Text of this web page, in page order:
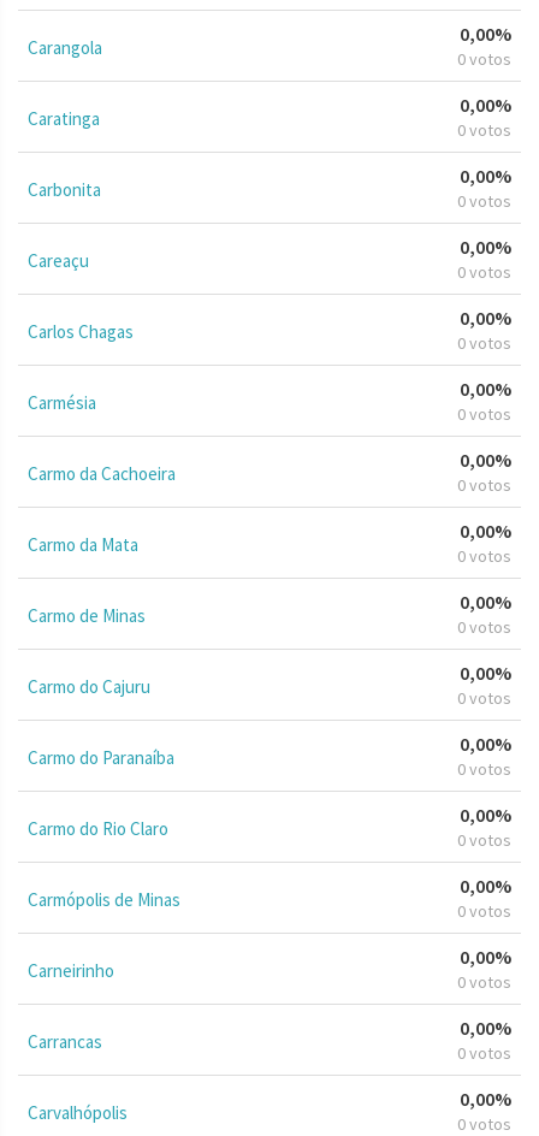
Carangola
0,00%
0 votos
Caratinga
0,00%
0 votos
Carbonita
0,00%
0 votos
Careaçu
0,00%
0 votos
Carlos Chagas
0,00%
0 votos
Carmésia
0,00%
0 votos
Carmo da Cachoeira
0,00%
0 votos
Carmo da Mata
0,00%
0 votos
Carmo de Minas
0,00%
0 votos
Carmo do Cajuru
0,00%
0 votos
Carmo do Paranaíba
0,00%
0 votos
Carmo do Rio Claro
0,00%
0 votos
Carmópolis de Minas
0,00%
0 votos
Carneirinho
0,00%
0 votos
Carrancas
0,00%
0 votos
Carvalhópolis
0,00%
0 votos